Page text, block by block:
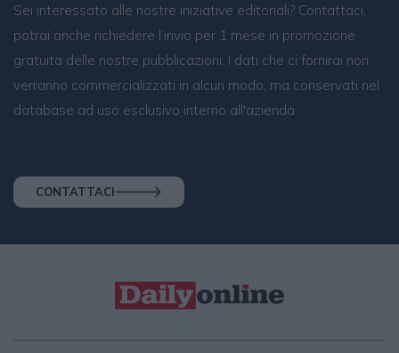
Sei interessato alle nostre iniziative editoriali? Contattaci,
potrai anche richiedere l’invio per 1 mese in promozione
gratuita delle nostre pubblicazioni. I dati che ci fornirai non
verranno commercializzati in alcun modo, ma conservati nel
database ad uso esclusivo interno all'azienda.
CONTATTACI